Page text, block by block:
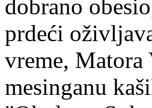
dobrano
prdeći
vreme, Matora
mesinganu